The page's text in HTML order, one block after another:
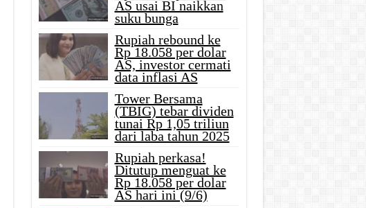
AS usai BI naikkan
suku bunga
Rupiah rebound ke
Rp 18.058 per dolar
AS, investor cermati
data inflasi AS
Tower Bersama
(TBIG) tebar dividen
tunai Rp 1,05 triliun
dari laba tahun 2025
Rupiah perkasa!
Ditutup menguat ke
Rp 18.058 per dolar
AS hari ini (9/6)